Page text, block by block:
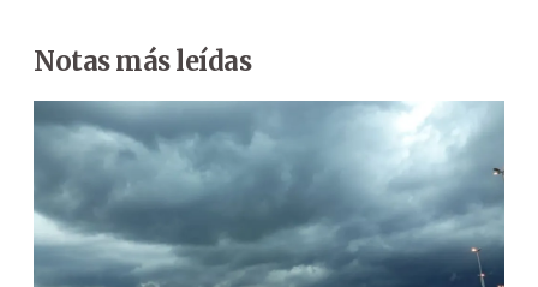
Notas más leídas